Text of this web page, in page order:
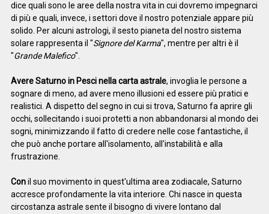
dice quali sono le aree della nostra vita in cui dovremo impegnarci
di più e quali, invece, i settori dove il nostro potenziale appare più
solido. Per alcuni astrologi, il sesto pianeta del nostro sistema
solare rappresenta il "Signore del Karma", mentre per altri è il
"Grande Malefico".
Avere Saturno in Pesci nella carta astrale, invoglia le persone a
sognare di meno, ad avere meno illusioni ed essere più pratici e
realistici. A dispetto del segno in cui si trova, Saturno fa aprire gli
occhi, sollecitando i suoi protetti a non abbandonarsi al mondo dei
sogni, minimizzando il fatto di credere nelle cose fantastiche, il
che può anche portare all'isolamento, all'instabilità e alla
frustrazione.
Conil suo movimento in quest'ultima area zodiacale, Saturno
accresce profondamente la vita interiore. Chi nasce in questa
circostanza astrale sente il bisogno di vivere lontano dal